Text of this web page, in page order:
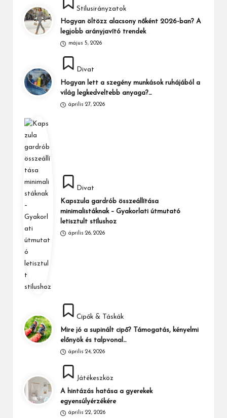
in
Stílusirányzatok
Hogyan öltözz alacsony nőként 2026-ban? A
legjobb arányjavító trendek
május 5, 2026
Divat
Hogyan lett a szegény munkások ruhájából a
világ legkedveltebb anyaga?…
április 27, 2026
Divat
Kapszula gardrób összeállítása
minimalistáknak – Gyakorlati útmutató
letisztult stílushoz
április 26, 2026
Cipők & Táskák
Mire jó a supinált cipő? Támogatás, kényelmi
előnyök és talpvonal…
április 24, 2026
Posted
in
Játékeszköz
A hintázás hatása a gyerekek
egyensúlyérzékére
április 22, 2026